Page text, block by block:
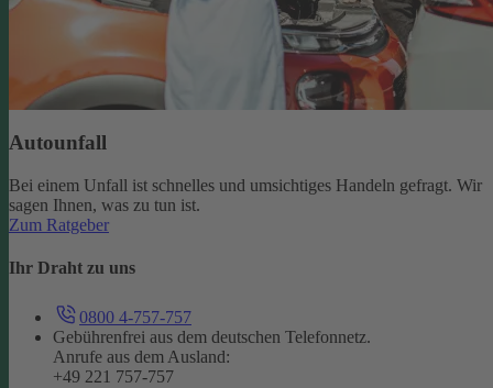
Autounfall
Bei einem Unfall ist schnelles und umsichtiges Handeln gefragt. Wir
sagen Ihnen, was zu tun ist.
Zum Ratgeber
Ihr Draht zu uns
0800 4-757-757
Gebührenfrei aus dem deutschen Telefonnetz.
Anrufe aus dem Ausland:
+49 221 757-757